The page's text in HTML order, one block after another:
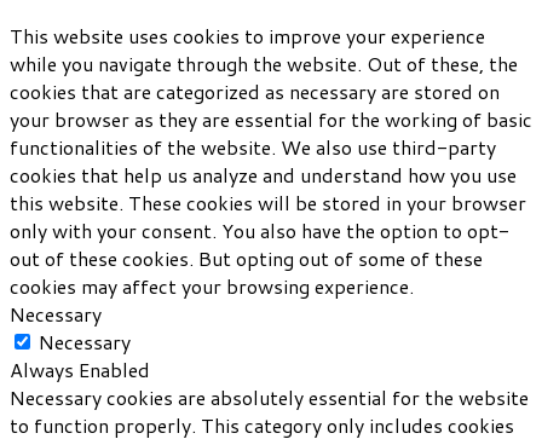
This website uses cookies to improve your experience
while you navigate through the website. Out of these, the
cookies that are categorized as necessary are stored on
your browser as they are essential for the working of basic
functionalities of the website. We also use third-party
cookies that help us analyze and understand how you use
this website. These cookies will be stored in your browser
only with your consent. You also have the option to opt-
out of these cookies. But opting out of some of these
cookies may affect your browsing experience.
Necessary
Necessary
Always Enabled
Necessary cookies are absolutely essential for the website
to function properly. This category only includes cookies